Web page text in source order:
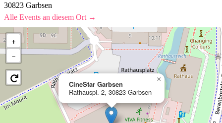
30823 Garbsen
Alle Events an diesem Ort →
CineStar Garbsen
Rathauspl. 2, 30823 Garbsen
×
+
−